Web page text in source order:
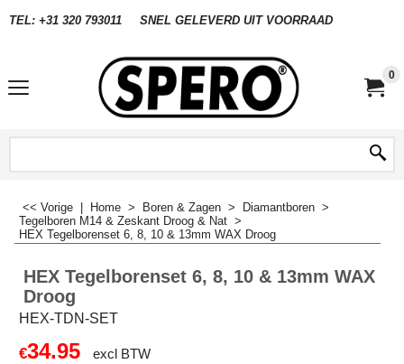
TEL: +31 320 793011 SNEL GELEVERD UIT VOORRAAD
0
<< Vorige Home > Boren & Zagen > Diamantboren >
Tegelboren M14 & Zeskant Droog & Nat >
HEX Tegelborenset 6, 8, 10 & 13mm WAX Droog
HEX Tegelborenset 6, 8, 10 & 13mm WAX
Droog
HEX-TDN-SET
€34.95
excl BTW